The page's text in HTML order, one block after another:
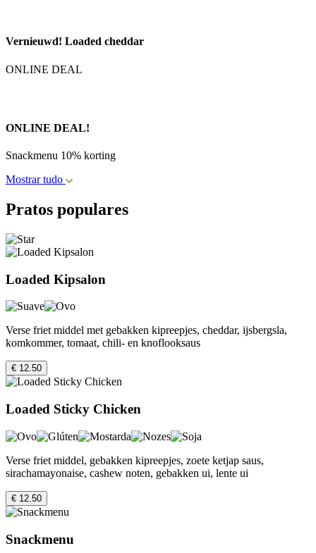
Vernieuwd! Loaded cheddar
ONLINE DEAL
ONLINE DEAL!
Snackmenu 10% korting
Mostrar tudo
Pratos populares
Loaded Kipsalon
Verse friet middel met gebakken kipreepjes, cheddar, ijsbergsla,
komkommer, tomaat, chili- en knoflooksaus
€ 12.50
Loaded Sticky Chicken
Verse friet middel, gebakken kipreepjes, zoete ketjap saus,
sirachamayonaise, cashew noten, gebakken ui, lente ui
€ 12.50
Snackmenu